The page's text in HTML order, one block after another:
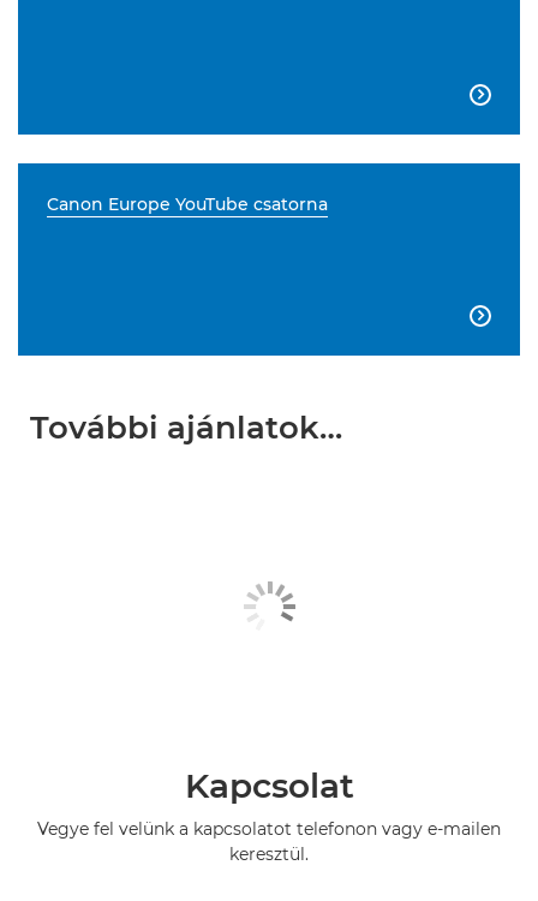

Canon Europe YouTube csatorna

További ajánlatok…
Kapcsolat
Vegye fel velünk a kapcsolatot telefonon vagy e-mailen
keresztül.